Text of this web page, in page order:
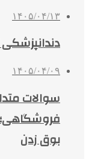
۱۴۰۵/۰۴/۱۳
۱۴۰۵/۰۴/۰۹
سوالات
بوق زدن